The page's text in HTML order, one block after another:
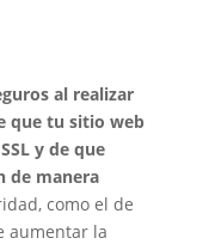
al realizar
que tu sitio web
y de que
de manera
como el de
aumentar la